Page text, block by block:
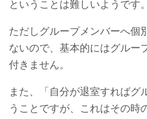
ということは難しいようです。
ただしグループメンバーへ個
ないので、基本的にはグルー
付きません。
また、「自分が退室すればグ
うことですが、これはその時